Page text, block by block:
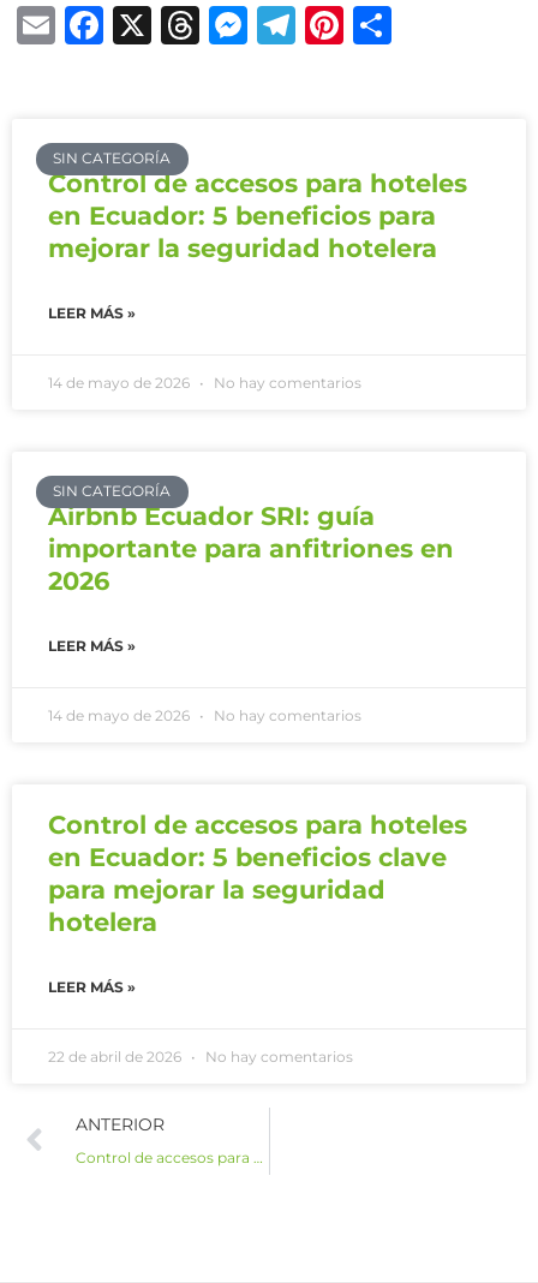
EmailFacebook
X Threads
Messenger
Telegram
Pinterest
SIN CATEGORÍA
Control de accesos para hoteles
en Ecuador: 5 beneficios para
mejorar la seguridad hotelera
LEER MÁS »
14 de mayo de 2026 No hay comentarios
SIN CATEGORÍA
Airbnb Ecuador SRI: guía
importante para anfitriones en
2026
LEER MÁS »
14 de mayo de 2026 No hay comentarios
Control de accesos para hoteles
en Ecuador: 5 beneficios clave
para mejorar la seguridad
hotelera
LEER MÁS »
22 de abril de 2026 No hay comentarios
ANTERIOR
Control de accesos para hoteles en Ecuador: 5 beneficios para mejorar la seguridad hotelera